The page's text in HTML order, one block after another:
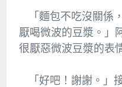
「麵包不吃沒關係
厭喝微波的豆漿。」
很厭惡微波豆漿的表
「好吧！謝謝。」